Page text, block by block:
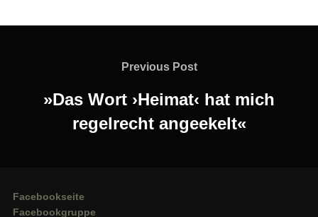
Previous
Previous Post
»Das Wort ›Heimat‹ hat mich
regelrecht angeekelt«
Facebookseite
Facebookgruppe